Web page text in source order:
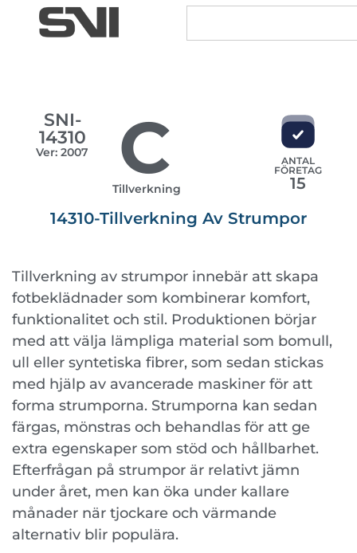
SNI-
14310
Ver: 2007 C
Tillverkning
ANTAL
FÖRETAG
15
14310-Tillverkning Av Strumpor
Tillverkning av strumpor innebär att skapa
fotbeklädnader som kombinerar komfort,
funktionalitet och stil. Produktionen börjar
med att välja lämpliga material som bomull,
ull eller syntetiska fibrer, som sedan stickas
med hjälp av avancerade maskiner för att
forma strumporna. Strumporna kan sedan
färgas, mönstras och behandlas för att ge
extra egenskaper som stöd och hållbarhet.
Efterfrågan på strumpor är relativt jämn
under året, men kan öka under kallare
månader när tjockare och värmande
alternativ blir populära.